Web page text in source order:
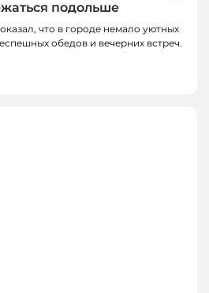
подольше
что в городе немало уютных
обедов и вечерних встреч.